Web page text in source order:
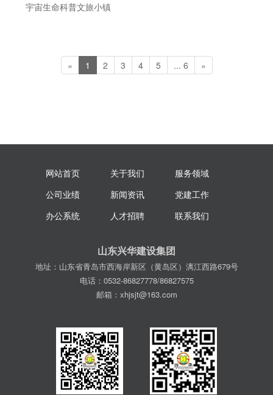
宇宙生命科普文旅小镇
« 1 2 3 4 5 ... 6 »
网站首页 关于我们
服务领域
公司业绩
新闻资讯
党建工作
办公系统
人才招聘 联系我们
山东兴华建设集团
地址：山东省青岛市西海岸新区（黄岛区）漓江西路679号
电话：0532-86827778/86827575
邮箱：xhjsjt@163.com